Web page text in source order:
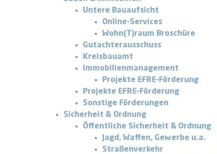
Untere Bauaufsicht
Online-Services
Wohn(T)raum Broschüre
Gutachterausschuss
Kreisbauamt
Immobilienmanagement
Projekte EFRE-Förderung
Projekte EFRE-Förderung
Sonstige Förderungen
Sicherheit & Ordnung
Öffentliche Sicherheit & Ordnung
Jagd, Waffen, Gewerbe u.a.
Straßenverkehr